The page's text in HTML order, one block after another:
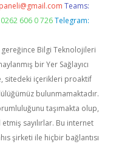
Teams:
606 0 726 Telegram:
gereğince Bilgi Teknolojileri
bir Yer Sağlayıcı
sitedeki içerikleri proaktif
bulunmamaktadır.
taşımakta olup,
sayılırlar. Bu internet
şirketi ile hiçbir bağlantısı